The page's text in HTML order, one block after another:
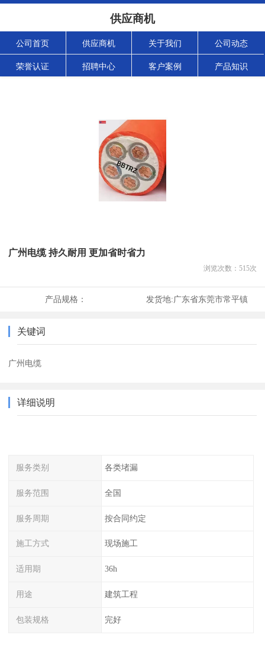
供应商机
公司首页 供应商机 关于我们 公司动态
荣誉认证 招聘中心 客户案例 产品知识
广州电缆 持久耐用 更加省时省力
浏览次数： 515次
产品规格： 发货地:广东省东莞市常平镇
关键词
广州电缆
详细说明
服务类别 各类堵漏
服务范围 全国
服务周期 按合同约定
施工方式 现场施工
适用期 36h
用途 建筑工程
包装规格 完好